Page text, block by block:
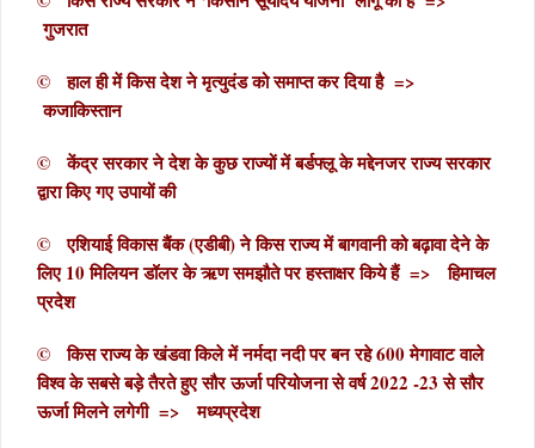
गुजरात
© हाल ही में किस देश ने मृत्युदंड को समाप्त कर दिया है =>
कजाकिस्तान
© केंद्र सरकार ने देश के कुछ राज्यों में बर्डफ्लू के मद्देनजर राज्य सरकार
द्वारा किए गए उपायों की
© एशियाई विकास बैंक (एडीबी) ने किस राज्य में बागवानी को बढ़ावा देने के
लिए 10 मिलियन डॉलर के ऋण समझौते पर हस्ताक्षर किये हैं => हिमाचल
प्रदेश
© किस राज्य के खंडवा किले में नर्मदा नदी पर बन रहे 600 मेगावाट वाले
विश्व के सबसे बड़े तैरते हुए सौर ऊर्जा परियोजना से वर्ष 2022 -23 से सौर
ऊर्जा मिलने लगेगी => मध्यप्रदेश